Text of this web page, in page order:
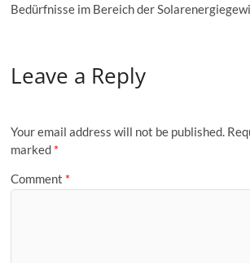
Bedürfnisse im Bereich der
Leave a Reply
Your email address will not be published.
marked *
Comment *